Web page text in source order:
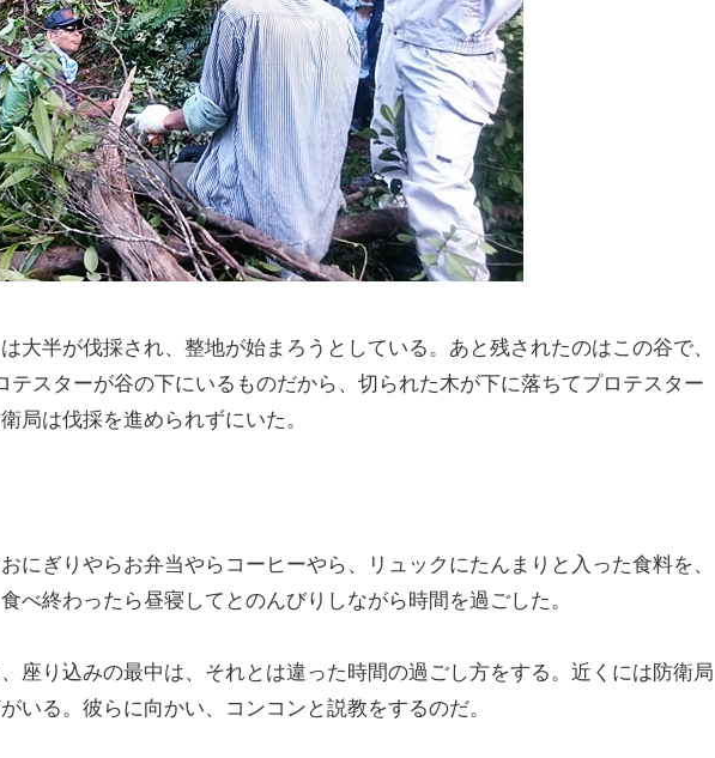
大半が伐採され、整地が始まろうとしている。あと残されたのはこの谷で、
テスターが谷の下にいるものだから、切られた木が下に落ちてプロテスター
局は伐採を進められずにいた。
にぎりやらお弁当やらコーヒーやら、リュックにたんまりと入った食料を、
べ終わったら昼寝してとのんびりしながら時間を過ごした。
座り込みの最中は、それとは違った時間の過ごし方をする。近くには防衛局
いる。彼らに向かい、コンコンと説教をするのだ。